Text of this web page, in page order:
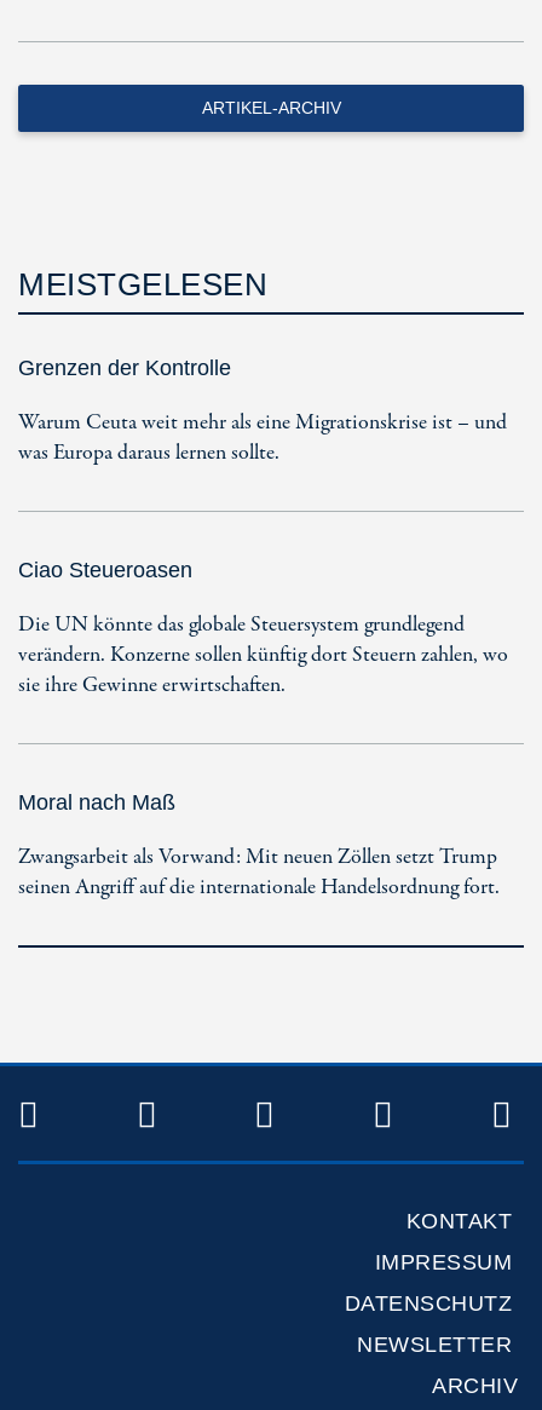
ARTIKEL-ARCHIV
MEISTGELESEN
Grenzen der Kontrolle
Warum Ceuta weit mehr als eine Migrationskrise ist – und
was Europa daraus lernen sollte.
Ciao Steueroasen
Die UN könnte das globale Steuersystem grundlegend
verändern. Konzerne sollen künftig dort Steuern zahlen, wo
sie ihre Gewinne erwirtschaften.
Moral nach Maß
Zwangsarbeit als Vorwand: Mit neuen Zöllen setzt Trump
seinen Angriff auf die internationale Handelsordnung fort.
TWITTERFACEBOOKINSTAGRAM
KONTAKT
IMPRESSUM
DATENSCHUTZ
NEWSLETTER
ARCHIV